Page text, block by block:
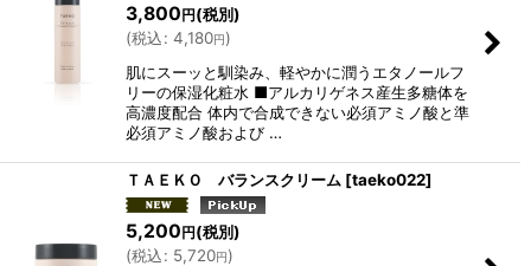
3,800円(税別)
(税込: 4,180円)
肌にスーッと馴染み、軽やかに潤うエタノールフ
リーの保湿化粧水 ■アルカリゲネス産生多糖体を
高濃度配合 体内で合成できない必須アミノ酸と準
必須アミノ酸および …
ＴＡＥＫＯ バランスクリーム [taeko022]
5,200円(税別)
(税込: 5,720円)